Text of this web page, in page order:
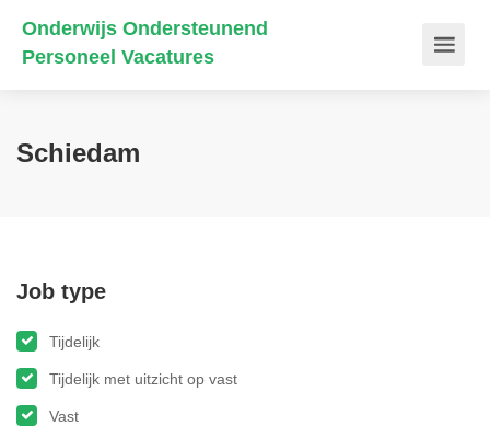
Onderwijs Ondersteunend
Personeel Vacatures
Schiedam
Job type
Tijdelijk
Tijdelijk met uitzicht op vast
Vast